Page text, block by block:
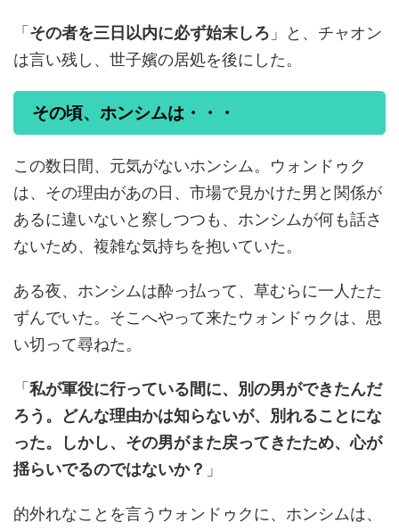
「その者を三日以内に必ず始末しろ 」と、チャオン
は言い残し、世子嬪の居処を後にした。
その頃、ホンシムは・・・
この数日間、元気がないホンシム。ウォンドゥク
は、その理由があの日、市場で見かけた男と関係が
あるに違いないと察しつつも、ホンシムが何も話さ
ないため、複雑な気持ちを抱いていた。
ある夜、ホンシムは酔っ払って、草むらに一人たた
ずんでいた。そこへやって来たウォンドゥクは、思
い切って尋ねた。
「私が軍役に行っている間に、別の男ができたんだ
ろう。どんな理由かは知らないが、別れることにな
った。しかし、その男がまた戻ってきたため、心が
揺らいでるのではないか？ 」
的外れなことを言うウォンドゥクに、ホンシムは、